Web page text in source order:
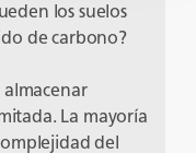
los suelos
de carbono?
almacenar
La mayoría
del